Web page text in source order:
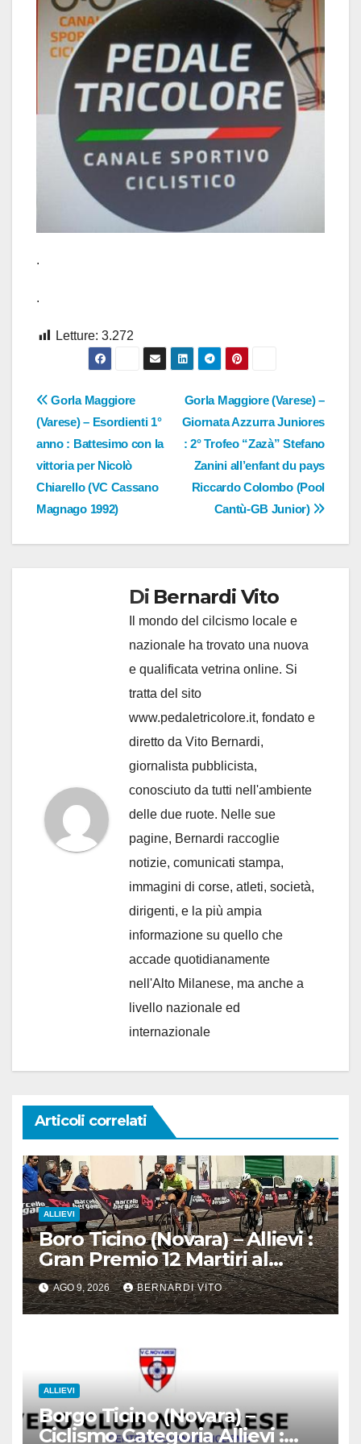
.
.
Letture: 3.272
Navigazione
articoli
Gorla Maggiore (Varese) –
Giornata Azzurra Juniores
: 2° Trofeo “Zazà” Stefano
Zanini all’enfant du pays
Riccardo Colombo (Pool
Cantù-GB Junior)
Gorla Maggiore
(Varese) – Esordienti 1°
anno : Battesimo con la
vittoria per Nicolò
Chiarello (VC Cassano
Magnago 1992)
Di Bernardi Vito
Il mondo del cilcismo locale e
nazionale ha trovato una nuova
e qualificata vetrina online. Si
tratta del sito
www.pedaletricolore.it, fondato e
diretto da Vito Bernardi,
giornalista pubblicista,
conosciuto da tutti nell'ambiente
delle due ruote. Nelle sue
pagine, Bernardi raccoglie
notizie, comunicati stampa,
immagini di corse, atleti, società,
dirigenti, e la più ampia
informazione su quello che
accade quotidianamente
nell'Alto Milanese, ma anche a
livello nazionale ed
internazionale
Articoli correlati
ALLIEVI
Boro Ticino (Novara) – Allievi :
Gran Premio 12 Martiri al
trentino Pietro Valenti
(Ciclistica Dro) con 1’30” sul
bergamasco Pietro resca (SC
fotografico di Luciano
Pedretti
AGO 9, 2026 BERNARDI VITO
ALLIEVI
Borgo Ticino (Novara) –
Ciclismo Categoria Allievi :